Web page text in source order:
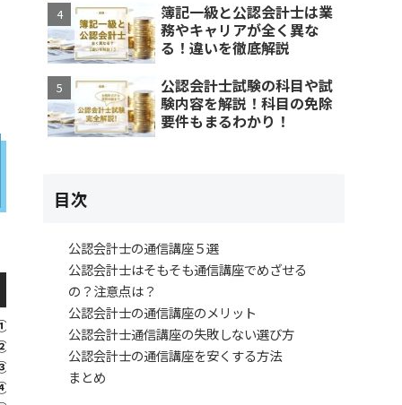
料金 （税込）
円～
円～
円～
円～
簿記一級と公認会計士は業
務やキャリアが全く異な
る！違いを徹底解説
公認会計士試験の科目や試
験内容を解説！科目の免除
要件もまるわかり！
目次
公認会計士の通信講座５選
公認会計士はそもそも通信講座でめざせる
の？注意点は？
公認会計士の通信講座のメリット
公認会計士通信講座の失敗しない選び方
公認会計士の通信講座を安くする方法
まとめ